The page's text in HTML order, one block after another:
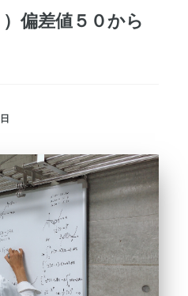
偏差値５０から